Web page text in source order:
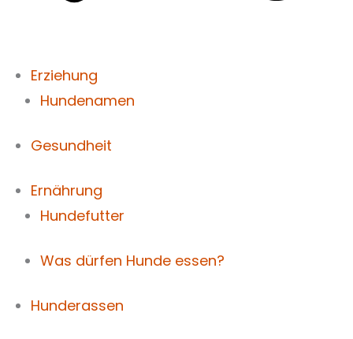
Erziehung
Hundenamen
Gesundheit
Ernährung
Hundefutter
Was dürfen Hunde essen?
Hunderassen